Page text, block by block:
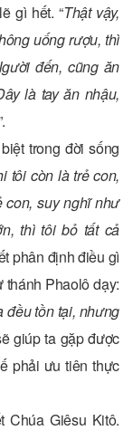
gì hết. “Thật vậy,
uống rượu, thì
đến, cũng ăn
là tay ăn nhậu,
trong đời sống
tôi còn là trẻ con,
con, suy nghĩ như
thì tôi bỏ tất cả
phân định điều gì
thánh Phaolô dạy:
đều tồn tại, nhưng
giúp ta gặp được
phải ưu tiên thực
Chúa Giêsu Kitô.